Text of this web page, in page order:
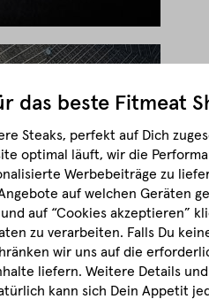
das beste Fitmeat
Steaks, perfekt auf Dich
optimal läuft, wir die
Werbebeiträge zu
auf welchen Geräten
auf “Cookies akzeptieren”
zu verarbeiten. Falls Du
wir uns auf die
liefern. Weitere Details
kann sich Dein Appetit